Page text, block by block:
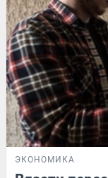
ЭКОНОМИКА